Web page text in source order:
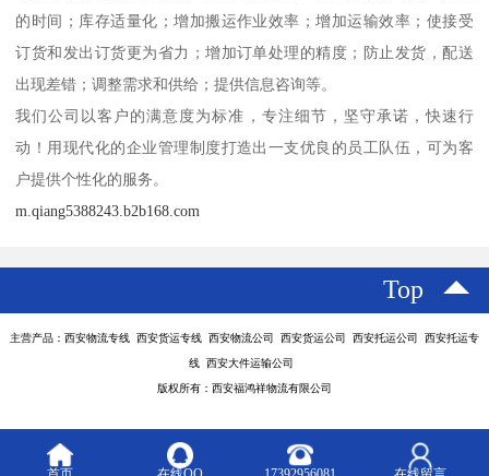
的时间；库存适量化；增加搬运作业效率；增加运输效率；使接受
订货和发出订货更为省力；增加订单处理的精度；防止发货，配送
出现差错；调整需求和供给；提供信息咨询等。
我们公司以客户的满意度为标准，专注细节，坚守承诺，快速行
动！用现代化的企业管理制度打造出一支优良的员工队伍，可为客
户提供个性化的服务。
m.qiang5388243.b2b168.com
Top
主营产品：西安物流专线 西安货运专线 西安物流公司 西安货运公司 西安托运公司 西安托运专
线 西安大件运输公司
版权所有：西安福鸿祥物流有限公司